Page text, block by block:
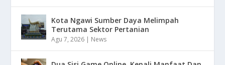
Kota Ngawi Sumber Daya Melimpah
Terutama Sektor Pertanian
Agu 7, 2026 | News